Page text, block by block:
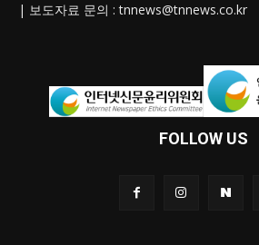
| 보도자료 문의 :tnnews@tnnews.co.kr
FOLLOW US